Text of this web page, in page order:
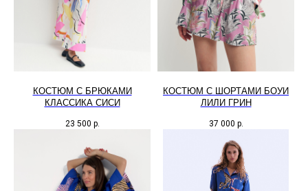
КОСТЮМ С БРЮКАМИ
КЛАССИКА СИСИ
23 500 р.
КОСТЮМ С ШОРТАМИ БОУИ
ЛИЛИ ГРИН
37 000 р.